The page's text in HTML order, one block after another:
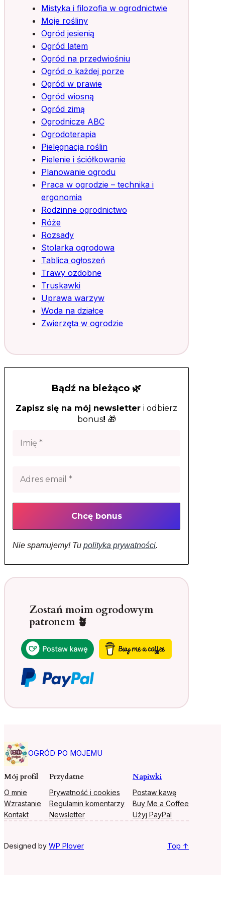
Mistyka i filozofia w ogrodnictwie
Moje rośliny
Ogród jesienią
Ogród latem
Ogród na przedwiośniu
Ogród o każdej porze
Ogród w prawie
Ogród wiosną
Ogród zimą
Ogrodnicze ABC
Ogrodoterapia
Pielęgnacja roślin
Pielenie i ściółkowanie
Planowanie ogrodu
Praca w ogrodzie – technika i
ergonomia
Rodzinne ogrodnictwo
Róże
Rozsady
Stolarka ogrodowa
Tablica ogłoszeń
Trawy ozdobne
Truskawki
Uprawa warzyw
Woda na działce
Zwierzęta w ogrodzie
Bądź na bieżąco 🌿
Zapisz się na mój newsletter i odbierz
bonus! 🎁
Nie spamujemy! Tu polityka prywatności.
Zostań moim ogrodowym
patronem 🪴
OGRÓD PO MOJEMU
Mój profil
O mnie
Wzrastanie
Kontakt
Przydatne
Prywatność i cookies
Regulamin komentarzy
Newsletter
Napiwki
Postaw kawę
Buy Me a Coffee
Użyj PayPal
Designed by WP Plover Top ↑